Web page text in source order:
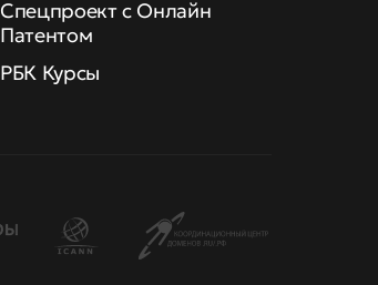
Спецпроект с Онлайн
Патентом
РБК Курсы